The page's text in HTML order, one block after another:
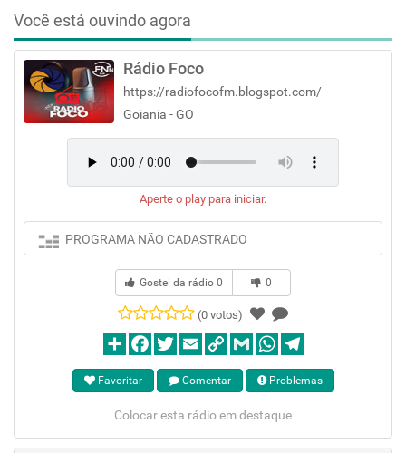
Você está ouvindo agora
Rádio Foco
https://radiofocofm.blogspot.com/
Goiania - GO
Aperte o play para iniciar.
PROGRAMA NÃO CADASTRADO
Gostei da rádio 0 0
(0 votos)
Favoritar Comentar Problemas
Colocar esta rádio em destaque